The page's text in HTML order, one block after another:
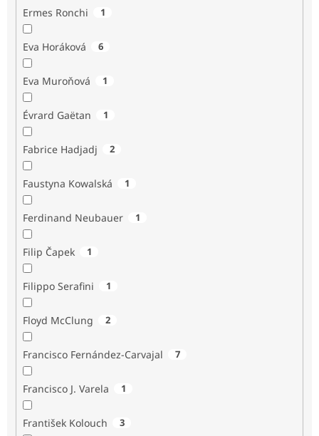
Ermes Ronchi 1
Eva Horáková 6
Eva Muroňová 1
Évrard Gaëtan 1
Fabrice Hadjadj 2
Faustyna Kowalská 1
Ferdinand Neubauer 1
Filip Čapek 1
Filippo Serafini 1
Floyd McClung 2
Francisco Fernández-Carvajal 7
Francisco J. Varela 1
František Kolouch 3